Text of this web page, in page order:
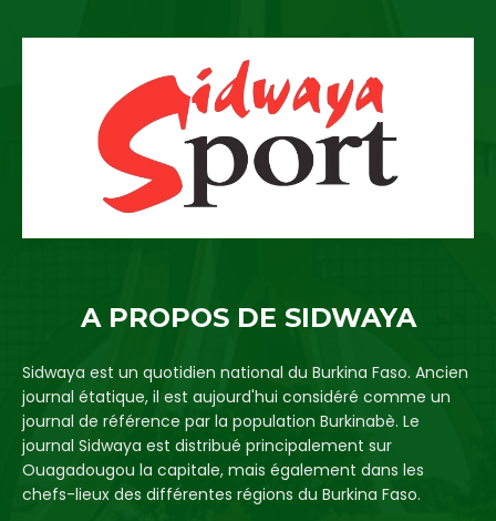
A PROPOS DE SIDWAYA
Sidwaya est un quotidien national du Burkina Faso. Ancien
journal étatique, il est aujourd'hui considéré comme un
journal de référence par la population Burkinabè. Le
journal Sidwaya est distribué principalement sur
Ouagadougou la capitale, mais également dans les
chefs-lieux des différentes régions du Burkina Faso.